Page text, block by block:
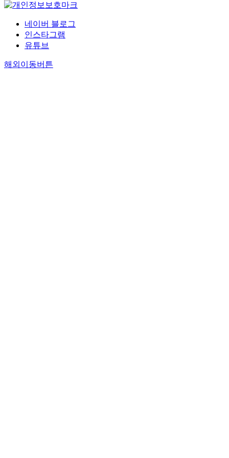
네이버 블로그
인스타그램
유튜브
해외이동버튼